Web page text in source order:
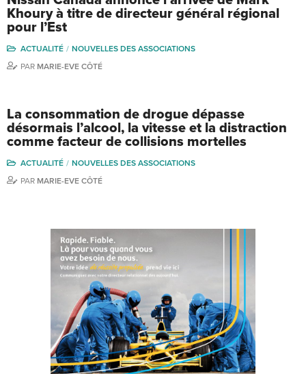
Khoury à titre de directeur général régional
pour l’Est
ACTUALITÉ
NOUVELLES DES ASSOCIATIONS
PAR MARIE-EVE CÔTÉ
La consommation de drogue dépasse
désormais l’alcool, la vitesse et la distraction
comme facteur de collisions mortelles
ACTUALITÉ
NOUVELLES DES ASSOCIATIONS
PAR MARIE-EVE CÔTÉ